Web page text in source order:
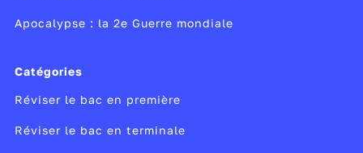
Apocalypse : la 2e Guerre mondiale
Catégories
Réviser le bac en première
Réviser le bac en terminale